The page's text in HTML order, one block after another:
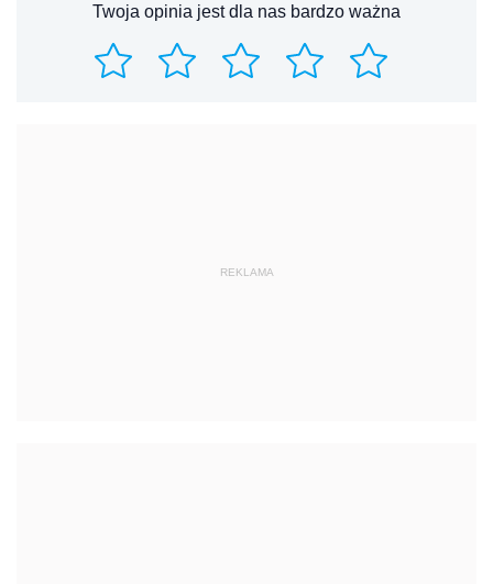
Twoja opinia jest dla nas bardzo ważna
REKLAMA